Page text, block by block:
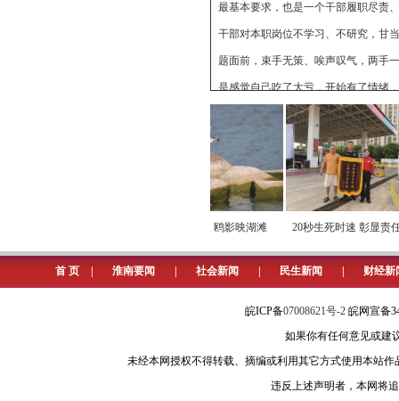
最基本要求，也是一个干部履职尽责
干部对本职岗位不学习、不研究，甘
题面前，束手无策、唉声叹气，两手
是感觉自己吃了大亏，开始有了情绪
干部就是要担当。对于党员干部
够想得出拿得出解决办法。在发展
惑而纷繁复杂中找到解决问题、战胜
幅严重的灾荒景象。横贯全境的两条
抖动。面对此情此景，他却说：“感
百姓找到降伏沙害的法子！”他抽调
法，彻底把兰考的沙害制服。相反，
错失很多发展机遇，耽误一个地区一
骄阳伴盛夏 鸥影映湖滩 20秒生死时速 彰显责任
首 页 淮南要闻 社会新闻 民生新闻 财经新
皖ICP备07008621号-2 皖网宣备
如果你有任何意见或建
未经本网授权不得转载、摘编或利用其它方式使用本站
违反上述声明者，本网将